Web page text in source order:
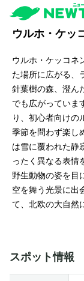
ウルホ・ケッ
ウルホ・ケッコネ
た場所に広がる、
針葉樹の森、澄ん
でも広がっていま
り、初心者向けの
季節を問わず楽し
は雪に覆われた静
ったく異なる表情
野生動物の姿を目
空を舞う光景に出
て、北欧の大自然
スポット情報